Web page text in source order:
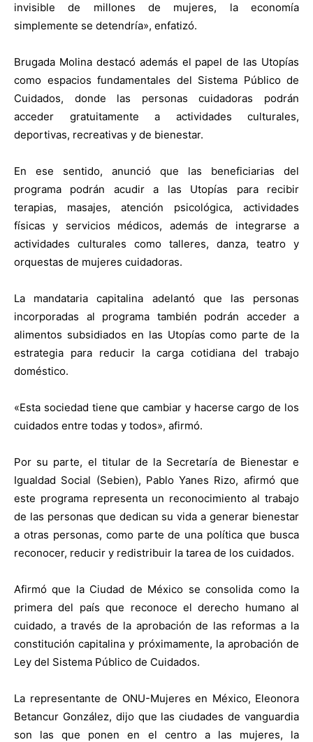
invisible de millones de mujeres, la economía
simplemente se detendría», enfatizó.
Brugada Molina destacó además el papel de las Utopías
como espacios fundamentales del Sistema Público de
Cuidados, donde las personas cuidadoras podrán
acceder gratuitamente a actividades culturales,
deportivas, recreativas y de bienestar.
En ese sentido, anunció que las beneficiarias del
programa podrán acudir a las Utopías para recibir
terapias, masajes, atención psicológica, actividades
físicas y servicios médicos, además de integrarse a
actividades culturales como talleres, danza, teatro y
orquestas de mujeres cuidadoras.
La mandataria capitalina adelantó que las personas
incorporadas al programa también podrán acceder a
alimentos subsidiados en las Utopías como parte de la
estrategia para reducir la carga cotidiana del trabajo
doméstico.
«Esta sociedad tiene que cambiar y hacerse cargo de los
cuidados entre todas y todos», afirmó.
Por su parte, el titular de la Secretaría de Bienestar e
Igualdad Social (Sebien), Pablo Yanes Rizo, afirmó que
este programa representa un reconocimiento al trabajo
de las personas que dedican su vida a generar bienestar
a otras personas, como parte de una política que busca
reconocer, reducir y redistribuir la tarea de los cuidados.
Afirmó que la Ciudad de México se consolida como la
primera del país que reconoce el derecho humano al
cuidado, a través de la aprobación de las reformas a la
constitución capitalina y próximamente, la aprobación de
Ley del Sistema Público de Cuidados.
La representante de ONU-Mujeres en México, Eleonora
Betancur González, dijo que las ciudades de vanguardia
son las que ponen en el centro a las mujeres, la